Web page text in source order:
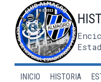
contenido
INICIO HISTORIA